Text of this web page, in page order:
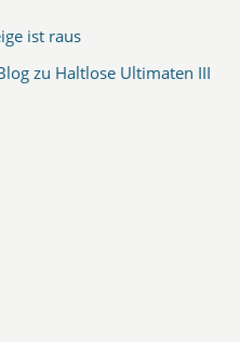
ist raus
zu Haltlose Ultimaten III